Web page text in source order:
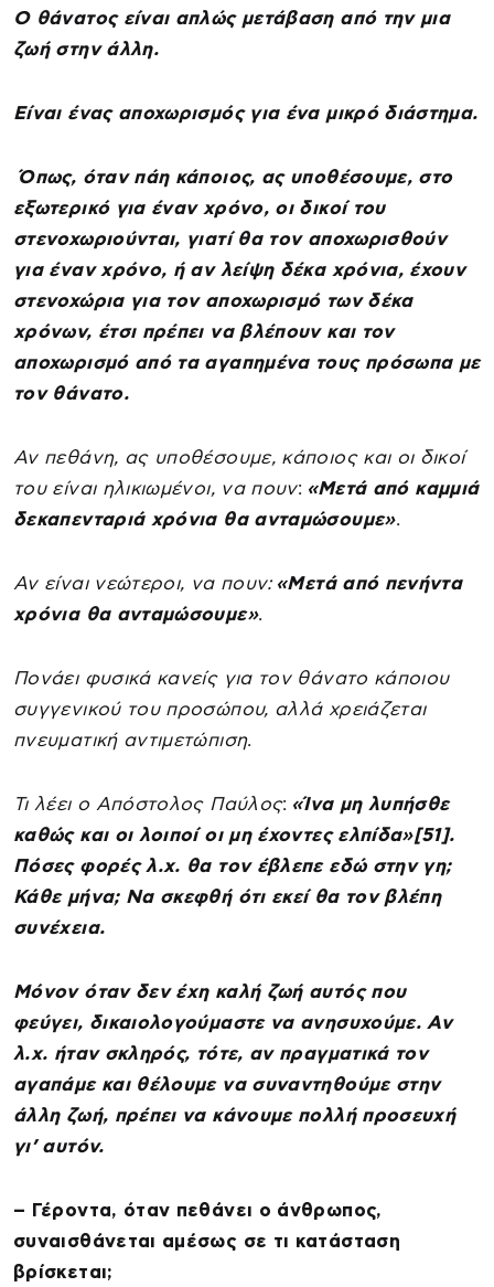
Ο θάνατος είναι απλώς μετάβαση από την μια
ζωή στην άλλη.
Είναι ένας αποχωρισμός για ένα μικρό διάστημα.
Όπως, όταν πάη κάποιος, ας υποθέσουμε, στο
εξωτερικό για έναν χρόνο, οι δικοί του
στενοχωριούνται, γιατί θα τον αποχωρισθούν
για έναν χρόνο, ή αν λείψη δέκα χρόνια, έχουν
στενοχώρια για τον αποχωρισμό των δέκα
χρόνων, έτσι πρέπει να βλέπουν και τον
αποχωρισμό από τα αγαπημένα τους πρόσωπα με
τον θάνατο.
Αν πεθάνη, ας υποθέσουμε, κάποιος και οι δικοί
του είναι ηλικιωμένοι, να πουν: «Μετά από καμμιά
δεκαπενταριά χρόνια θα ανταμώσουμε».
Αν είναι νεώτεροι, να πουν: «Μετά από πενήντα
χρόνια θα ανταμώσουμε».
Πονάει φυσικά κανείς για τον θάνατο κάποιου
συγγενικού του προσώπου, αλλά χρειάζεται
πνευματική αντιμετώπιση.
Τι λέει ο Απόστολος Παύλος: «Ίνα μη λυπήσθε
καθώς και οι λοιποί οι μη έχοντες ελπίδα»[51].
Πόσες φορές λ.χ. θα τον έβλεπε εδώ στην γη;
Κάθε μήνα; Να σκεφθή ότι εκεί θα τον βλέπη
συνέχεια.
Μόνον όταν δεν έχη καλή ζωή αυτός που
φεύγει, δικαιολογούμαστε να ανησυχούμε. Αν
λ.χ. ήταν σκληρός, τότε, αν πραγματικά τον
αγαπάμε και θέλουμε να συναντηθούμε στην
άλλη ζωή, πρέπει να κάνουμε πολλή προσευχή
γι’ αυτόν.
– Γέροντα, όταν πεθάνει ο άνθρωπος,
συναισθάνεται αμέσως σε τι κατάσταση
βρίσκεται;